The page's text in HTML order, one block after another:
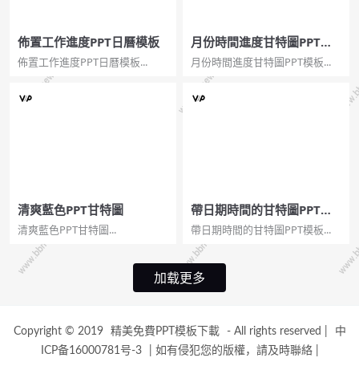
佈置工作進度PPT日曆模板
佈置工作進度PPT日曆模板...
月份時間進度甘特圖PPT模
板
月份時間進度甘特圖PPT模板...
清爽藍色PPT甘特圖
清爽藍色PPT甘特圖...
帶日期時間的甘特圖PPT模
板
帶日期時間的甘特圖PPT模板...
加载更多
Copyright © 2019 精美免費PPT模板下載 - All rights reserved
中
ICP备16000781号-3
如有侵犯您的版權，請及時聯絡|